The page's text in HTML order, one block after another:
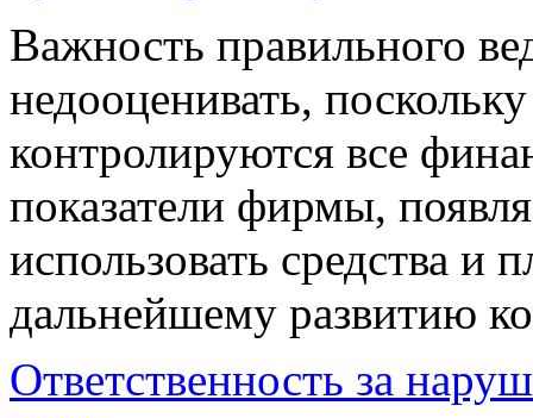
Важность правильного
недооценивать,
контролируются все
показатели фирмы,
использовать средства и
дальнейшему развитию
Ответственность за